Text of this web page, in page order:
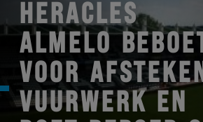
HERACLES
ALMELO
VOOR AFSTEKEN
VUURWERK EN